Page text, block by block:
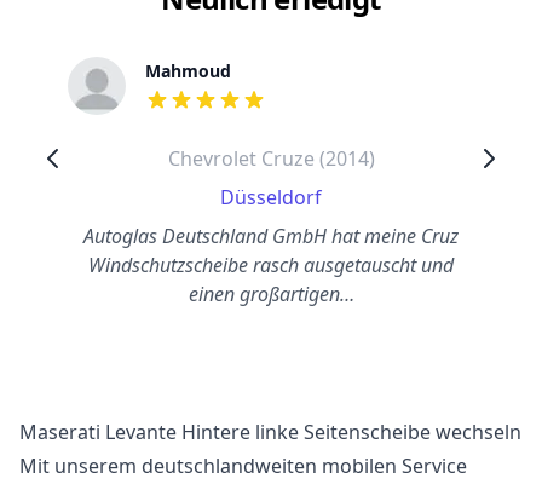
Mahmoud
out of 5 stars
Chevrolet Cruze (2014)
Düsseldorf
Autoglas Deutschland GmbH hat meine Cruz
Windschutzscheibe rasch ausgetauscht und
einen großartigen…
Maserati Levante Hintere linke Seitenscheibe wechseln
Mit unserem deutschlandweiten mobilen Service